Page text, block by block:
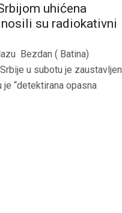
uhićena
su radiokativni
Bezdan ( Batina)
u subotu je zaustavljen
“detektirana opasna